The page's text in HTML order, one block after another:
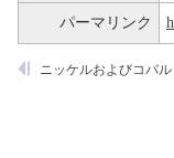
パーマリンク